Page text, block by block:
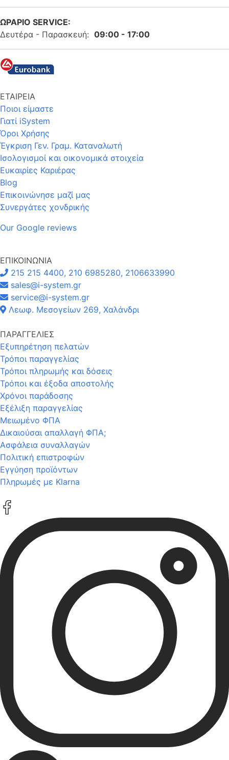
ΩΡΑΡΙΟ SERVICE:
Δευτέρα - Παρασκευή: 09:00 - 17:00
ΕΤΑΙΡΕΙΑ
Ποιοι είμαστε
Γιατί iSystem
Όροι Χρήσης
Έγκριση Γεν. Γραμ. Καταναλωτή
Ισολογισμοί και οικονομικά στοιχεία
Ευκαιρίες Καριέρας
Blog
Επικοινώνησε μαζί μας
Συνεργάτες χονδρικής
Our Google reviews
ΕΠΙΚΟΙΝΩΝΙΑ
215 215 4400, 210 6985280, 2106633990
sales@i-system.gr
service@i-system.gr
Λεωφ. Μεσογείων 269, Χαλάνδρι
ΠΑΡΑΓΓΕΛΙΕΣ
Εξυπηρέτηση πελατών
Τρόποι παραγγελίας
Τρόποι πληρωμής και δόσεις
Τρόποι και έξοδα αποστολής
Χρόνοι παράδοσης
Εξέλιξη παραγγελίας
Μειωμένο ΦΠΑ
Δικαιούσαι απαλλαγή ΦΠΑ;
Ασφάλεια συναλλαγών
Πολιτική επιστροφών
Εγγύηση προϊόντων
Πληρωμές με Klarna